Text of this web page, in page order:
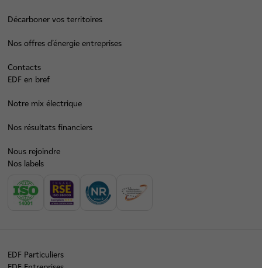
Décarboner vos territoires
Nos offres d’énergie entreprises
Contacts
EDF en bref
Notre mix électrique
Nos résultats financiers
Nous rejoindre
Nos labels
EDF Particuliers